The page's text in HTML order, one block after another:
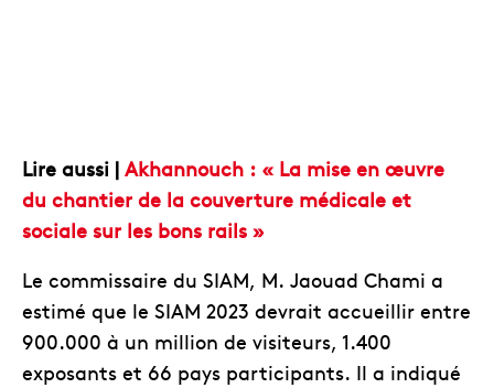
Lire aussi | Akhannouch : « La mise en œuvre
du chantier de la couverture médicale et
sociale sur les bons rails »
Le commissaire du SIAM, M. Jaouad Chami a
estimé que le SIAM 2023 devrait accueillir entre
900.000 à un million de visiteurs, 1.400
exposants et 66 pays participants. Il a indiqué